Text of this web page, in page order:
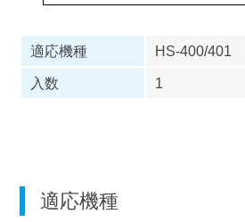
適応機種
HS-400/401
入数
1
適応機種